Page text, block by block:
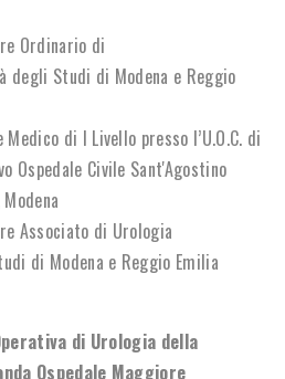
Ordinario di
degli Studi di Modena e Reggio
di I Livello presso l’U.O.C. di
Ospedale Civile Sant'Agostino
Associato di Urologia
di Modena e Reggio Emilia
di Urologia della
Ospedale Maggiore